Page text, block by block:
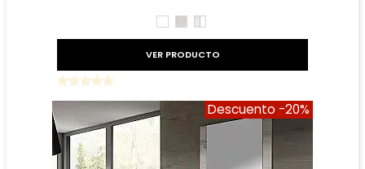
BLANCO
TIBETTIBET
VER PRODUCTO
Descuento -20%